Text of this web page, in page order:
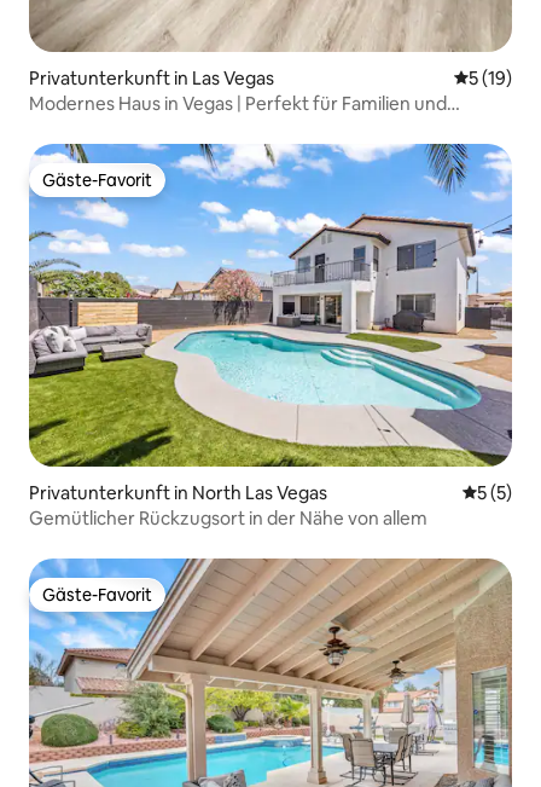
Privatunterkunft in Las Vegas
5 (19)
Modernes Haus in Vegas | Perfekt für Familien und
Gäste-Favorit
Gäste-Favorit
Privatunterkunft in North Las Vegas
5 (5)
Gemütlicher Rückzugsort in der Nähe von allem
Gäste-Favorit
Gäste-Favorit